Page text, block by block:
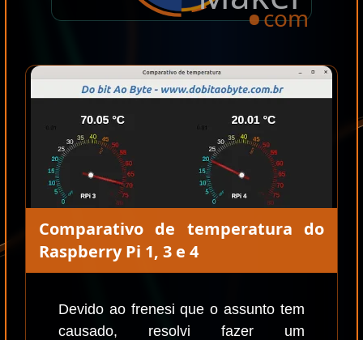
com
Comparativo de temperatura do
Raspberry Pi 1, 3 e 4
Devido ao frenesi que o assunto tem
causado, resolvi fazer um